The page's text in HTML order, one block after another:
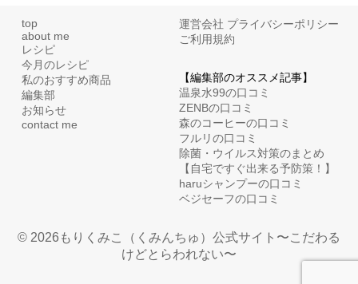
top
about me
レシピ
今月のレシピ
私のおすすめ商品
編集部
お知らせ
contact me
運営会社 プライバシーポリシー
ご利用規約
【編集部のオススメ記事】
温泉水99の口コミ
ZENBの口コミ
森のコーヒーの口コミ
フルリの口コミ
除菌・ウイルス対策のまとめ
【自宅ですぐ出来る予防策！】
haruシャンプーの口コミ
ベジセーフの口コミ
© 2026もりくみこ（くみんちゅ）公式サイト〜こだわる
けどとらわれない〜